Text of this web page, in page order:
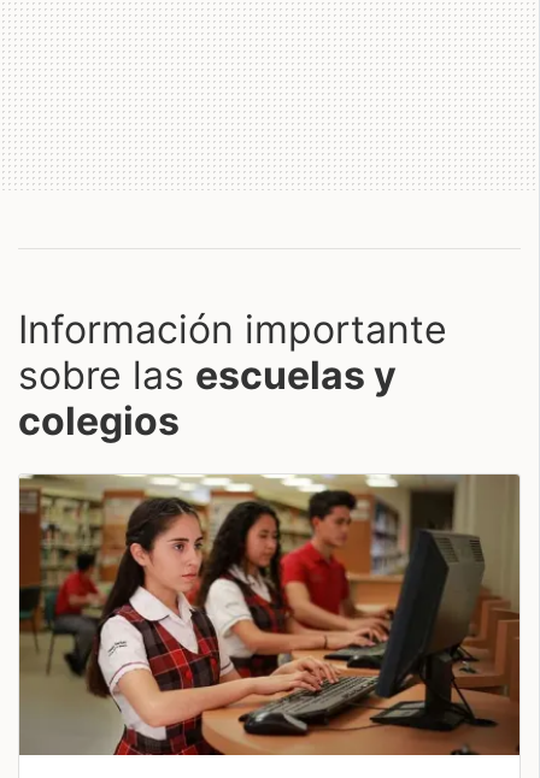
Información importante
sobre las escuelas y
colegios